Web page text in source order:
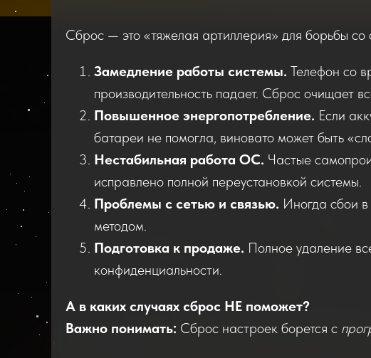
Сброс — это «тяжелая артиллерия» для борьбы
Замедление работы системы. Телефон со
производительность падает. Сброс очищает
Повышенное энергопотребление. Если
батареи не помогла, виновато может быть
Нестабильная работа ОС. Частые
исправлено полной переустановкой системы.
Проблемы с сетью и связью. Иногда сбои
методом.
Подготовка к продаже. Полное удаление
конфиденциальности.
А в каких случаях сброс НЕ поможет?
Важно понимать: Сброс настроек борется с